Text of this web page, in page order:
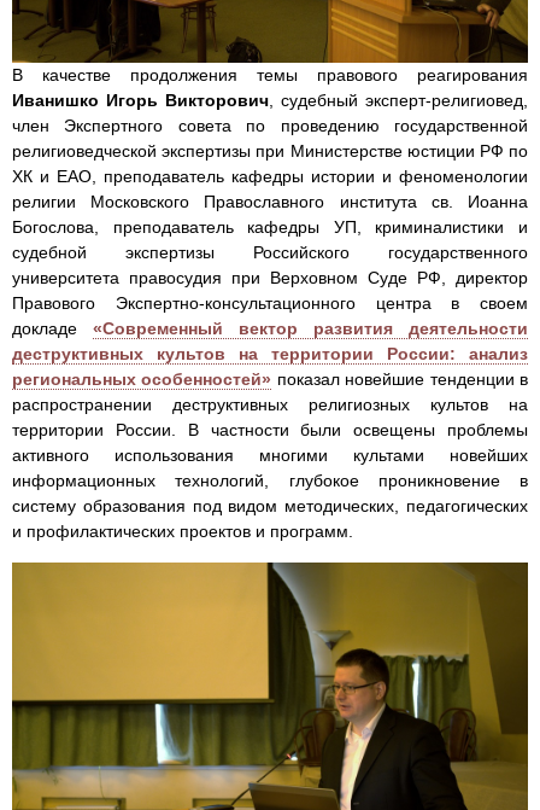
В качестве продолжения темы правового реагирования
Иванишко Игорь Викторович , судебный эксперт-религиовед,
член Экспертного совета по проведению государственной
религиоведческой экспертизы при Министерстве юстиции РФ по
ХК и ЕАО, преподаватель кафедры истории и феноменологии
религии Московского Православного института св. Иоанна
Богослова, преподаватель кафедры УП, криминалистики и
судебной экспертизы Российского государственного
университета правосудия при Верховном Суде РФ, директор
Правового Экспертно-консультационного центра в своем
докладе «Современный вектор развития деятельности
деструктивных культов на территории России: анализ
региональных особенностей» показал новейшие тенденции в
распространении деструктивных религиозных культов на
территории России. В частности были освещены проблемы
активного использования многими культами новейших
информационных технологий, глубокое проникновение в
систему образования под видом методических, педагогических
и профилактических проектов и программ.